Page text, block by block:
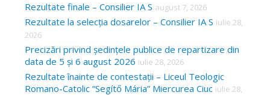
Rezultate finale – Consilier IA S august 7, 2026
Rezultate la selecția dosarelor – Consilier IA S iulie 28,
2026
Precizări privind ședințele publice de repartizare din
data de 5 și 6 august 2026 iulie 28, 2026
Rezultate înainte de contestații – Liceul Teologic
Romano-Catolic “Segítő Mária” Miercurea Ciuc iulie 28,